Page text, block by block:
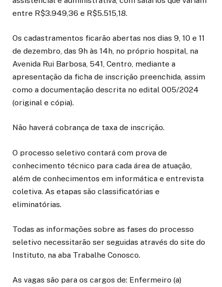
entre R$3.949,36 e R$5.515,18.
Os cadastramentos ficarão abertas nos dias 9, 10 e 11
de dezembro, das 9h às 14h, no próprio hospital, na
Avenida Rui Barbosa, 541, Centro, mediante a
apresentação da ficha de inscrição preenchida, assim
como a documentação descrita no edital 005/2024
(original e cópia).
Não haverá cobrança de taxa de inscrição.
O processo seletivo contará com prova de
conhecimento técnico para cada área de atuação,
além de conhecimentos em informática e entrevista
coletiva. As etapas são classificatórias e
eliminatórias.
Todas as informações sobre as fases do processo
seletivo necessitarão ser seguidas através do site do
Instituto, na aba Trabalhe Conosco.
As vagas são para os cargos de: Enfermeiro (a)